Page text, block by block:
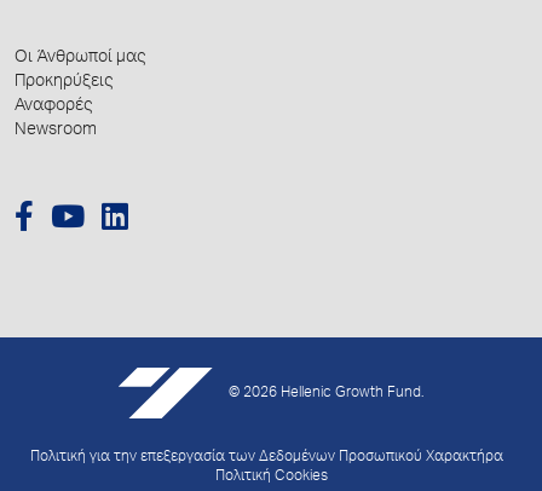
Οι Άνθρωποί μας
Προκηρύξεις
Αναφορές
Newsroom
© 2026 Hellenic Growth Fund.
Πολιτική για την επεξεργασία των Δεδομένων Προσωπικού Χαρακτήρα
Πολιτική Cookies